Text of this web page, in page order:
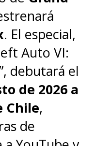
. El especial,
Auto VI:
debutará el
de 2026 a
Chile,
de